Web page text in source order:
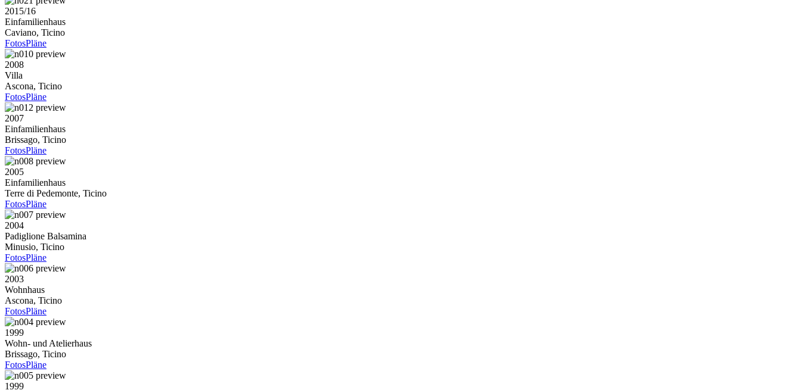
2015/16
Einfamilienhaus
Caviano, Ticino
FotosPläne
2008
Villa
Ascona, Ticino
FotosPläne
2007
Einfamilienhaus
Brissago, Ticino
FotosPläne
2005
Einfamilienhaus
Terre di Pedemonte, Ticino
FotosPläne
2004
Padiglione Balsamina
Minusio, Ticino
FotosPläne
2003
Wohnhaus
Ascona, Ticino
FotosPläne
1999
Wohn- und Atelierhaus
Brissago, Ticino
FotosPläne
1999